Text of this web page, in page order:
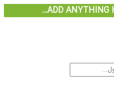
ADD ANYTHING